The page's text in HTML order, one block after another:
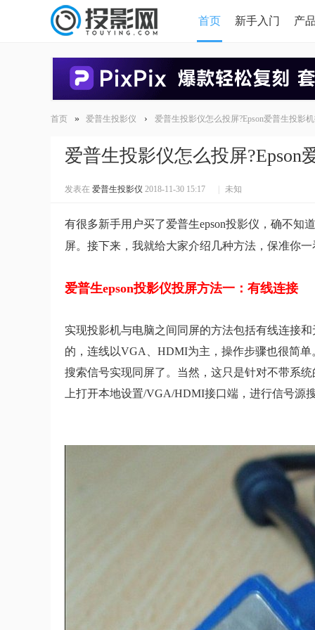
首页 新手入门 产
首页 » 爱普生投影仪 › 爱普生投影仪怎么投屏?Epson爱普生投影
爱普生投影仪怎么投屏?Epson
发表在 爱普生投影仪 2018-11-30 15:17 未知
有很多新手用户买了爱普生epson投影仪，确不知
屏。接下来，我就给大家介绍几种方法，保准你
爱普生epson投影仪投屏方法一：有线连接
实现投影机与电脑之间同屏的方法包括有线连接
的，连线以VGA、HDMI为主，操作步骤也很简
搜索信号实现同屏了。当然，这只是针对不带系
上打开本地设置/VGA/HDMI接口端，进行信号源